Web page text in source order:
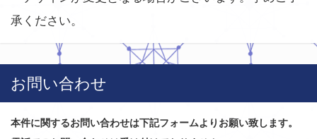
承ください。
お問い合わせ
本件に関するお問い合わせは下記フォームよりお願い致します。